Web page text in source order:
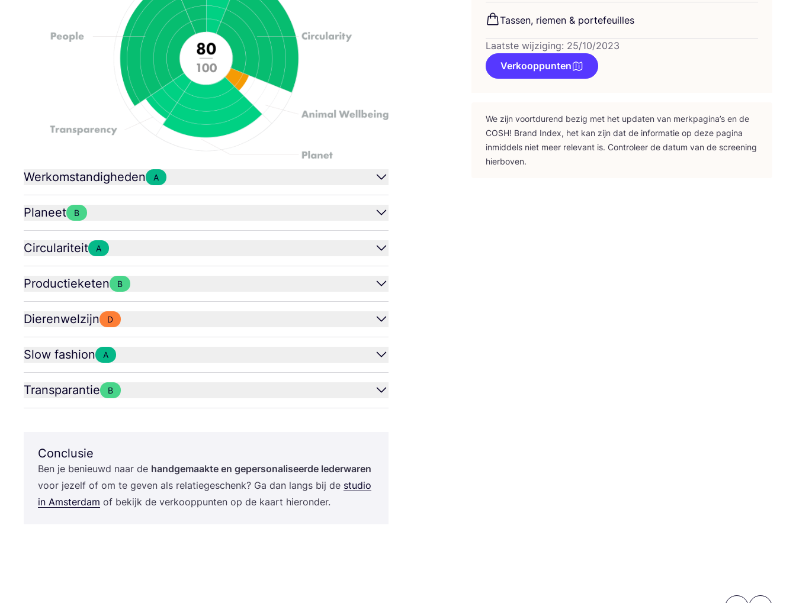
Werkomstandigheden A
Planeet B
Circulariteit A
Productieketen B
Dierenwelzijn D
Slow fashion A
Transparantie B
Conclusie
Ben je benieuwd naar de hand­ge­maak­te en geper­so­na­li­seer­de leder­wa­ren
voor jezelf of om te geven als rela­tie­ge­schenk? Ga dan langs bij de stu­dio
in Amster­dam of bekijk de ver­koop­pun­ten op de kaart hieronder.
Tas­sen, rie­men & portefeuilles
Laatste wijziging: 25/10/2023
Verkooppunten
We zijn voort­du­rend bezig met het upda­ten van merk­pa­gi­na’s en de
COSH! Brand Index, het kan zijn dat de infor­ma­tie op deze pagi­na
inmid­dels niet meer rele­vant is. Con­tro­leer de datum van de scree­ning
hierboven.